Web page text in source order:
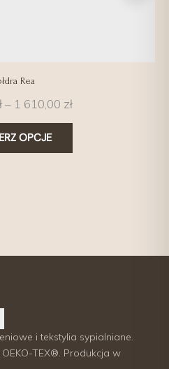
Rea
– 1 610,00 zł
OPCJE
i tekstylia sypialniane.
TEX®. Produkcja w